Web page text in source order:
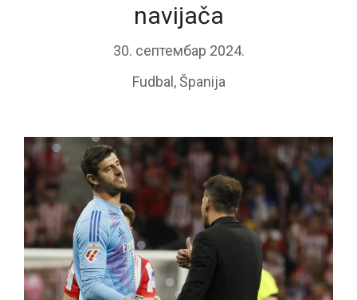
navijača
30. септембар 2024.
Fudbal ,Španija